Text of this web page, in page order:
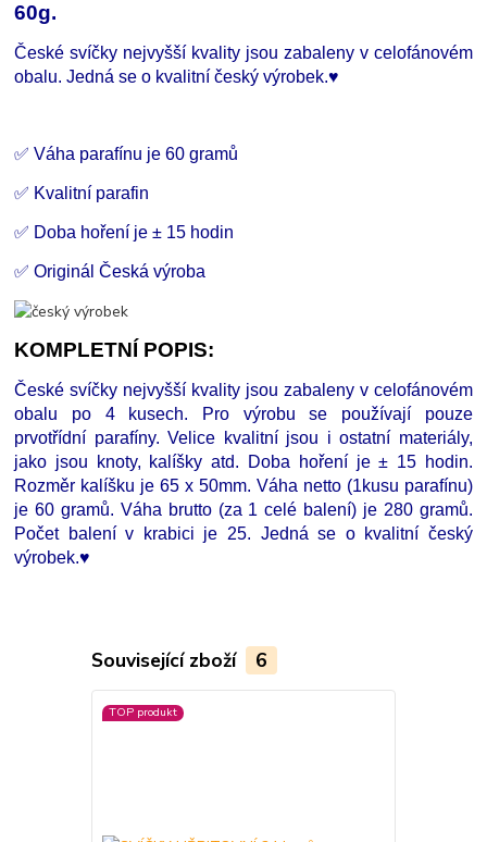
60g.
České svíčky nejvyšší kvality jsou zabaleny v celofánovém
obalu. Jedná se o kvalitní český výrobek.♥
✅ Váha parafínu je 60 gramů
✅ Kvalitní parafin
✅ Doba hoření je ± 15 hodin
✅ Originál Česká výroba
KOMPLETNÍ POPIS:
České svíčky nejvyšší kvality jsou zabaleny v celofánovém
obalu po 4 kusech. Pro výrobu se používají pouze
prvotřídní parafíny. Velice kvalitní jsou i ostatní materiály,
jako jsou knoty, kalíšky atd.
Doba hoření je ± 15 hodin.
Rozměr kalíšku je 65 x 50mm. Váha netto (1kusu parafínu)
je 60 gramů. Váha brutto (za 1 celé balení) je 280 gramů.
Počet balení v krabici je 25. Jedná se o kvalitní český
výrobek.♥
Související zboží 6
TOP produkt